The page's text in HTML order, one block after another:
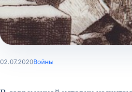
02.07.2020Войны